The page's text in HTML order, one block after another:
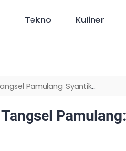
Tekno Kuliner
Pamulang: Syantik
Pamulang: